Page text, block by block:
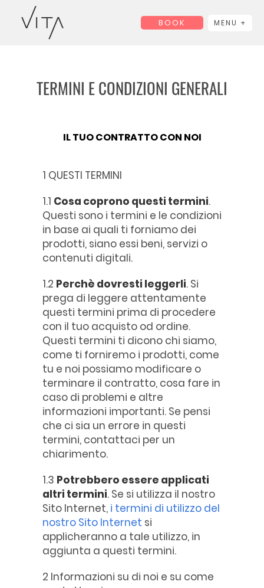
BOOK MENU +
TERMINI E CONDIZIONI GENERALI
IL TUO CONTRATTO CON NOI
1 QUESTI TERMINI
1.1 Cosa coprono questi termini.
Questi sono i termini e le condizioni
in base ai quali ti forniamo dei
prodotti, siano essi beni, servizi o
contenuti digitali.
1.2 Perchè dovresti leggerli. Si
prega di leggere attentamente
questi termini prima di procedere
con il tuo acquisto od ordine.
Questi termini ti dicono chi siamo,
come ti forniremo i prodotti, come
tu e noi possiamo modificare o
terminare il contratto, cosa fare in
caso di problemi e altre
informazioni importanti. Se pensi
che ci sia un errore in questi
termini, contattaci per un
chiarimento.
1.3 Potrebbero essere applicati
altri termini. Se si utilizza il nostro
Sito Internet, i termini di utilizzo del
nostro Sito Internet si
applicheranno a tale utilizzo, in
aggiunta a questi termini.
2 Informazioni su di noi e su come